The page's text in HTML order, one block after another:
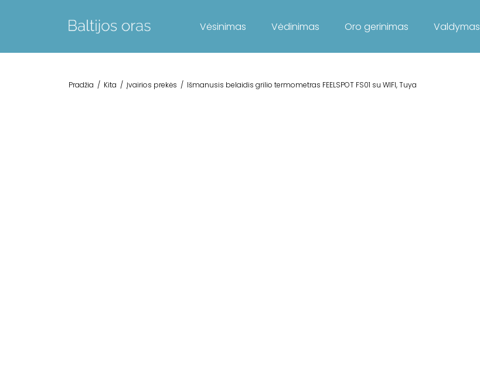
Vėsinimas Vėdinimas Oro gerinimas Valdymas
Pradžia / Kita / Įvairios prekės / Išmanusis belaidis grilio termometras FEELSPOT FS01 su WIFI, Tuya